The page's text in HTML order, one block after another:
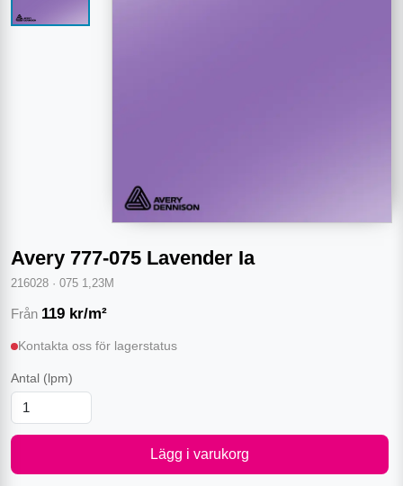
Avery 777-075 Lavender Ia
216028 · 075 1,23M
Från 119 kr/m²
Kontakta oss för lagerstatus
Antal (lpm)
Lägg i varukorg